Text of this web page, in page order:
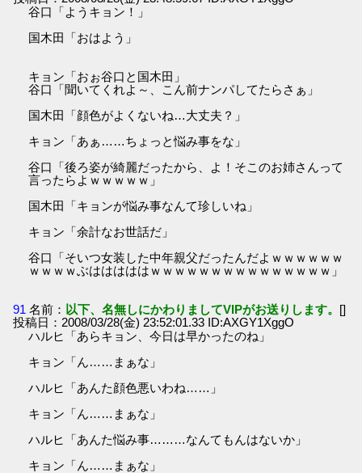
谷口「ようキョン！」
国木田「おはよう」
キョン「おぉ谷口と国木田」
谷口「聞いてくれよ～、こん前ナンパしてたらさぁ」
国木田「顔色がよくないね…大丈夫？」
キョン「あぁ……ちょっと悩み事をな」
谷口「後ろ姿が綺麗だったから、よ！そこのお姉さんって
言ったらよｗｗｗｗｗ」
国木田「キョンが悩み事なんて珍しいね」
キョン「余計なお世話だ」
谷口「そいつ女装した中年親父だったんだよｗｗｗｗｗｗ
ｗｗｗｗぶはははははｗｗｗｗｗｗｗｗｗｗｗｗｗｗｗ」
91 名前： 以下、名無しにかわりましてVIPがお送りします。 []
投稿日：2008/03/28(金) 23:52:01.33 ID:AXGY1XggO
ハルヒ「あらキョン、今日は早かったのね」
キョン「ん……まぁな」
ハルヒ「あんた顔色悪いわね……」
キョン「ん……まぁな」
ハルヒ「あんた悩み事………なんてもんはないか」
キョン「ん……まぁな」